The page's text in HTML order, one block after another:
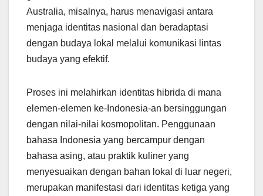
Australia, misalnya, harus menavigasi antara
menjaga identitas nasional dan beradaptasi
dengan budaya lokal melalui komunikasi lintas
budaya yang efektif.
Proses ini melahirkan identitas hibrida di mana
elemen-elemen ke-Indonesia-an bersinggungan
dengan nilai-nilai kosmopolitan. Penggunaan
bahasa Indonesia yang bercampur dengan
bahasa asing, atau praktik kuliner yang
menyesuaikan dengan bahan lokal di luar negeri,
merupakan manifestasi dari identitas ketiga yang